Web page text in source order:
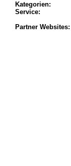
Kategorien:
Service:
Partner Websites: